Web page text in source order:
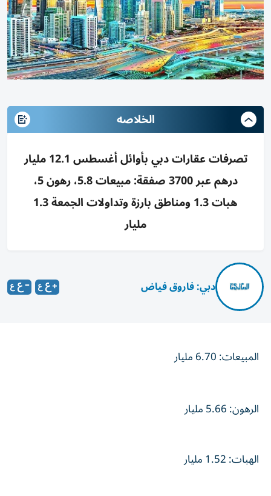
الخلاصه
تصرفات عقارات دبي بأوائل أغسطس 12.1 مليار
درهم عبر 3700 صفقة: مبيعات 5.8، رهون 5،
هبات 1.3 ومناطق بارزة وتداولات الجمعة 1.3
مليار
دبي: فاروق فياض